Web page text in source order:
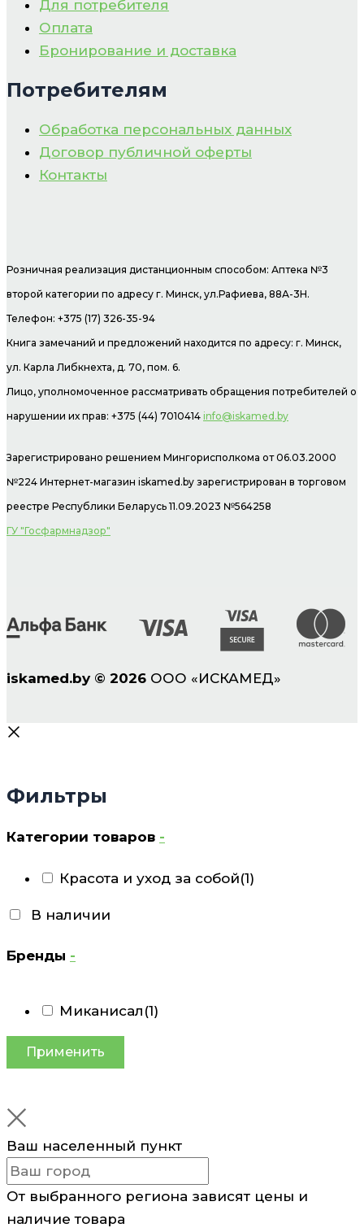
Для потребителя
Оплата
Бронирование и доставка
Потребителям
Обработка персональных данных
Договор публичной оферты
Контакты
Розничная реализация дистанционным способом: Аптека №3
второй категории по адресу г. Минск, ул.Рафиева, 88А-3Н.
Телефон: +375 (17) 326-35-94
Книга замечаний и предложений находится по адресу: г. Минск,
ул. Карла Либкнехта, д. 70, пом. 6.
Лицо, уполномоченное рассматривать обращения потребителей о
нарушении их прав: +375 (44) 7010414 info@iskamed.by
Зарегистрировано решением Мингорисполкома от 06.03.2000
№224 Интернет-магазин iskamed.by зарегистрирован в торговом
реестре Республики Беларусь 11.09.2023 №564258
ГУ "Госфармнадзор"
iskamed.by © 2026 ООО «ИСКАМЕД»
Фильтры
Категории товаров -
Красота и уход за собой(1)
В наличии
Бренды -
Миканисал (1)
Применить
Ваш населенный пункт
От выбранного региона зависят цены и
наличие товара